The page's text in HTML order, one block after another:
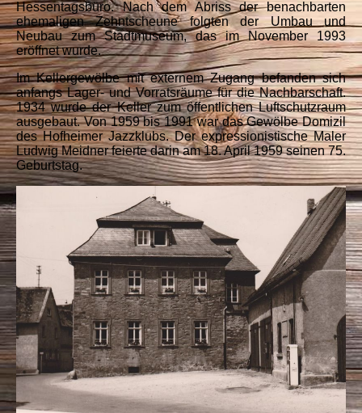
Hessentagsbüro. Nach dem Abriss der benachbarten
ehemaligen Zehntscheune folgten der Umbau und
Neubau zum Stadtmuseum, das im November 1993
eröffnet wurde.
Im Kellergewölbe mit externem Zugang befanden sich
anfangs Lager- und Vorratsräume für die Nachbarschaft.
1934 wurde der Keller zum öffentlichen Luftschutzraum
ausgebaut. Von 1959 bis 1991 war das Gewölbe Domizil
des Hofheimer Jazzklubs. Der expressionistische Maler
Ludwig Meidner feierte darin am 18. April 1959 seinen 75.
Geburtstag.